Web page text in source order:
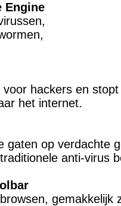
Engine
hackers en
het internet.
gaten op verdachte
anti-virus
gemakkelijk